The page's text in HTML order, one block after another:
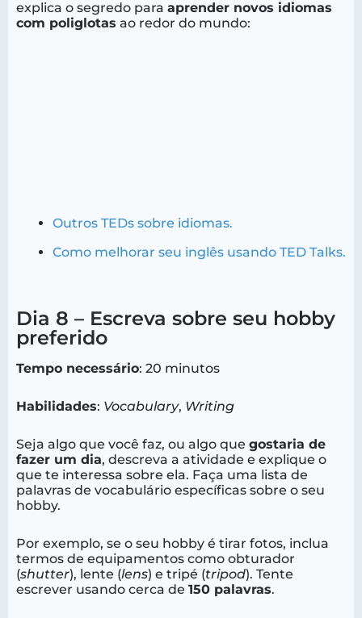
explica o segredo para aprender novos idiomas
com poliglotas ao redor do mundo:
Outros TEDs sobre idiomas.
Como melhorar seu inglês usando TED Talks.
Dia 8 – Escreva sobre seu hobby
preferido
Tempo necessário: 20 minutos
Habilidades: Vocabulary, Writing
Seja algo que você faz, ou algo que gostaria de
fazer um dia, descreva a atividade e explique o
que te interessa sobre ela. Faça uma lista de
palavras de vocabulário específicas sobre o seu
hobby.
Por exemplo, se o seu hobby é tirar fotos, inclua
termos de equipamentos como obturador
(shutter), lente (lens) e tripé (tripod). Tente
escrever usando cerca de 150 palavras.